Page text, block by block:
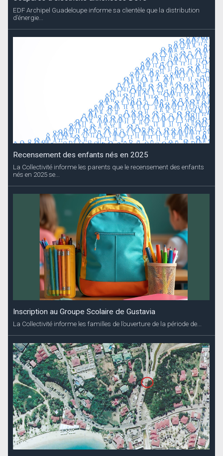
EDF Archipel Guadeloupe informe sa clientèle que la distribution
d’énergie...
Recensement des enfants nés en 2025
La Collectivité informe les parents que le recensement des enfants
nés en 2025 se...
Inscription au Groupe Scolaire de Gustavia
La Collectivité informe les familles de l’ouverture de la période de...